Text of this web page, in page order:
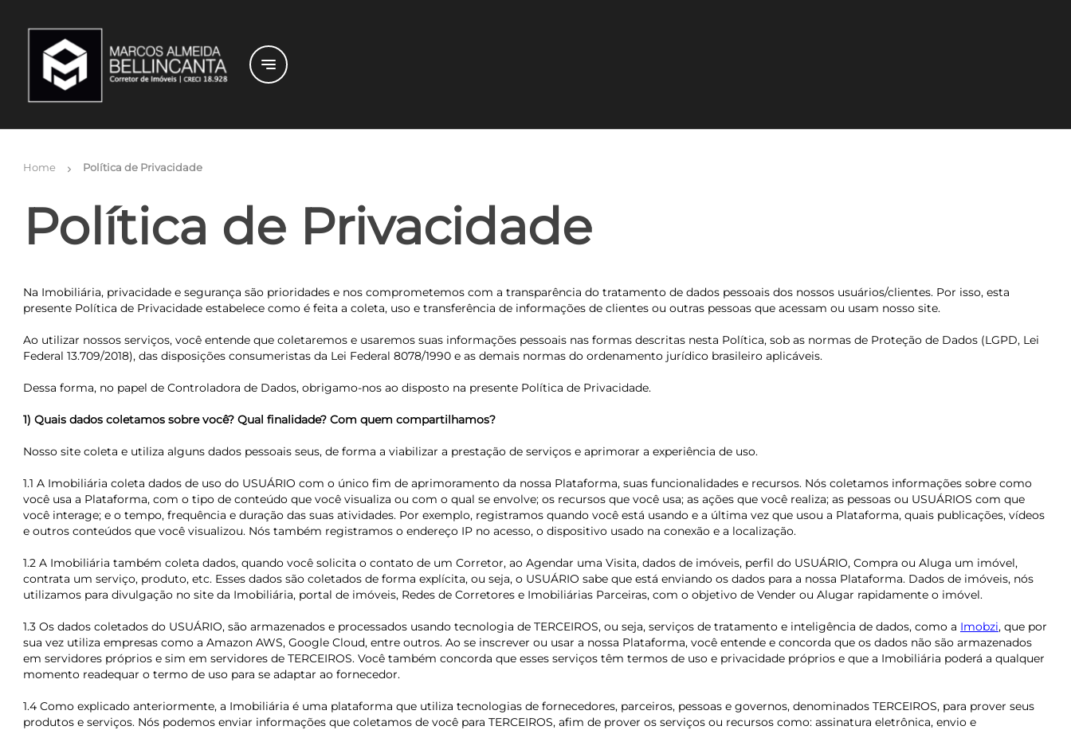
notes
Home chevron_right Política de Privacidade
Política de Privacidade
Na Imobiliária, privacidade e segurança são prioridades e nos comprometemos com a transparência do tratamento de dados pessoais dos nossos usuários/clientes. Por isso, esta
presente Política de Privacidade estabelece como é feita a coleta, uso e transferência de informações de clientes ou outras pessoas que acessam ou usam nosso site.
Ao utilizar nossos serviços, você entende que coletaremos e usaremos suas informações pessoais nas formas descritas nesta Política, sob as normas de Proteção de Dados (LGPD, Lei
Federal 13.709/2018), das disposições consumeristas da Lei Federal 8078/1990 e as demais normas do ordenamento jurídico brasileiro aplicáveis.
Dessa forma, no papel de Controladora de Dados, obrigamo-nos ao disposto na presente Política de Privacidade.
1) Quais dados coletamos sobre você? Qual finalidade? Com quem compartilhamos?
Nosso site coleta e utiliza alguns dados pessoais seus, de forma a viabilizar a prestação de serviços e aprimorar a experiência de uso.
1.1 A Imobiliária coleta dados de uso do USUÁRIO com o único fim de aprimoramento da nossa Plataforma, suas funcionalidades e recursos. Nós coletamos informações sobre como
você usa a Plataforma, com o tipo de conteúdo que você visualiza ou com o qual se envolve; os recursos que você usa; as ações que você realiza; as pessoas ou USUÁRIOS com que
você interage; e o tempo, frequência e duração das suas atividades. Por exemplo, registramos quando você está usando e a última vez que usou a Plataforma, quais publicações, vídeos
e outros conteúdos que você visualizou. Nós também registramos o endereço IP no acesso, o dispositivo usado na conexão e a localização.
1.2 A Imobiliária também coleta dados, quando você solicita o contato de um Corretor, ao Agendar uma Visita, dados de imóveis, perfil do USUÁRIO, Compra ou Aluga um imóvel,
contrata um serviço, produto, etc. Esses dados são coletados de forma explícita, ou seja, o USUÁRIO sabe que está enviando os dados para a nossa Plataforma. Dados de imóveis, nós
utilizamos para divulgação no site da Imobiliária, portal de imóveis, Redes de Corretores e Imobiliárias Parceiras, com o objetivo de Vender ou Alugar rapidamente o imóvel.
1.3 Os dados coletados do USUÁRIO, são armazenados e processados usando tecnologia de TERCEIROS, ou seja, serviços de tratamento e inteligência de dados, como a Imobzi, que por
sua vez utiliza empresas como a Amazon AWS, Google Cloud, entre outros. Ao se inscrever ou usar a nossa Plataforma, você entende e concorda que os dados não são armazenados
em servidores próprios e sim em servidores de TERCEIROS. Você também concorda que esses serviços têm termos de uso e privacidade próprios e que a Imobiliária poderá a qualquer
momento readequar o termo de uso para se adaptar ao fornecedor.
1.4 Como explicado anteriormente, a Imobiliária é uma plataforma que utiliza tecnologias de fornecedores, parceiros, pessoas e governos, denominados TERCEIROS, para prover seus
produtos e serviços. Nós podemos enviar informações que coletamos de você para TERCEIROS, afim de prover os serviços ou recursos como: assinatura eletrônica, envio e